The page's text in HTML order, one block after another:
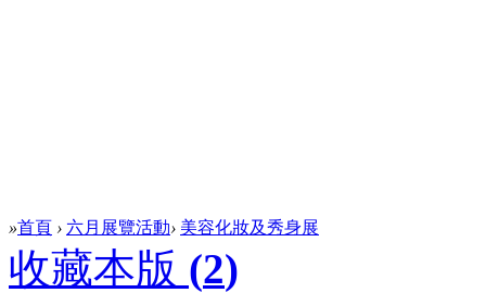
»首頁 › 六月展覽活動› 美容化妝及秀身展
收藏本版 (2)